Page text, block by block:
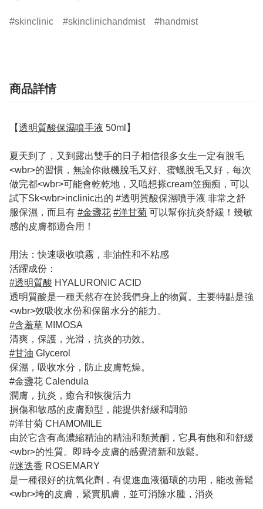
skinclinic skinclinichandmist handmist
商品詳情
【透明質酸保濕噴手液 50ml】
夏天到了，又到露出雙手的日子相信很多女生一定有脫毛
<wbr>的習慣，無論你做機脫毛又好、蜜蠟脫毛又好，每次
做完都<wbr>可能會乾乾地，又唔想搽cream笠痴痴，可以
試下Sk<wbr>inclinic出的 #透明質酸保濕噴手液 非常之舒
服保濕，而且有 #金盞花 #洋甘菊 可以幫你抗炎舒緩！幾敏
感的皮膚都適合用！
用法：快速吸收噴霧，非油性和不粘感
活躍成份：
#透明質酸 HYALURONIC ACID
透明質酸是一種天然存在於我們身上的物質。主要特點是強
<wbr>效吸收水份和保留水分的能力。
#含羞草 MIMOSA
清爽，保護，光滑，抗炎的功效。
#甘油 Glycerol
保濕，吸收水分，防止皮膚乾燥。
#金盞花 Calendula
潤膚，抗炎，癒合和恢復活力
損傷和敏感的皮膚類型，能提供舒緩和調節
#洋甘菊 CHAMOMILE
由於它含有高濃縮精油的精油和類黃酮，它具有飽和和舒緩
<wbr>的性質。即時令皮膚的感覺清新和放鬆。
#迷迭香 ROSEMARY
是一種很好的抗氧化劑，有促進血液循環的功用，能改善鬆
<wbr>垮的皮膚，緊實肌膚，並可消除水腫，消炎